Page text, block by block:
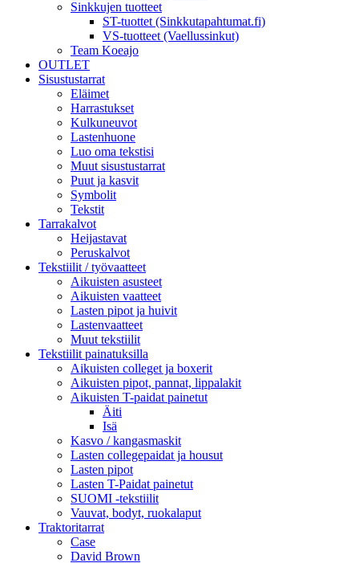
Sinkkujen tuotteet
ST-tuottet (Sinkkutapahtumat.fi)
VS-tuotteet (Vaellussinkut)
Team Koeajo
OUTLET
Sisustustarrat
Eläimet
Harrastukset
Kulkuneuvot
Lastenhuone
Luo oma tekstisi
Muut sisustustarrat
Puut ja kasvit
Symbolit
Tekstit
Tarrakalvot
Heijastavat
Peruskalvot
Tekstiilit / työvaatteet
Aikuisten asusteet
Aikuisten vaatteet
Lasten pipot ja huivit
Lastenvaatteet
Muut tekstiilit
Tekstiilit painatuksilla
Aikuisten colleget ja boxerit
Aikuisten pipot, pannat, lippalakit
Aikuisten T-paidat painetut
Äiti
Isä
Kasvo / kangasmaskit
Lasten collegepaidat ja housut
Lasten pipot
Lasten T-Paidat painetut
SUOMI -tekstiilit
Vauvat, bodyt, ruokalaput
Traktoritarrat
Case
David Brown